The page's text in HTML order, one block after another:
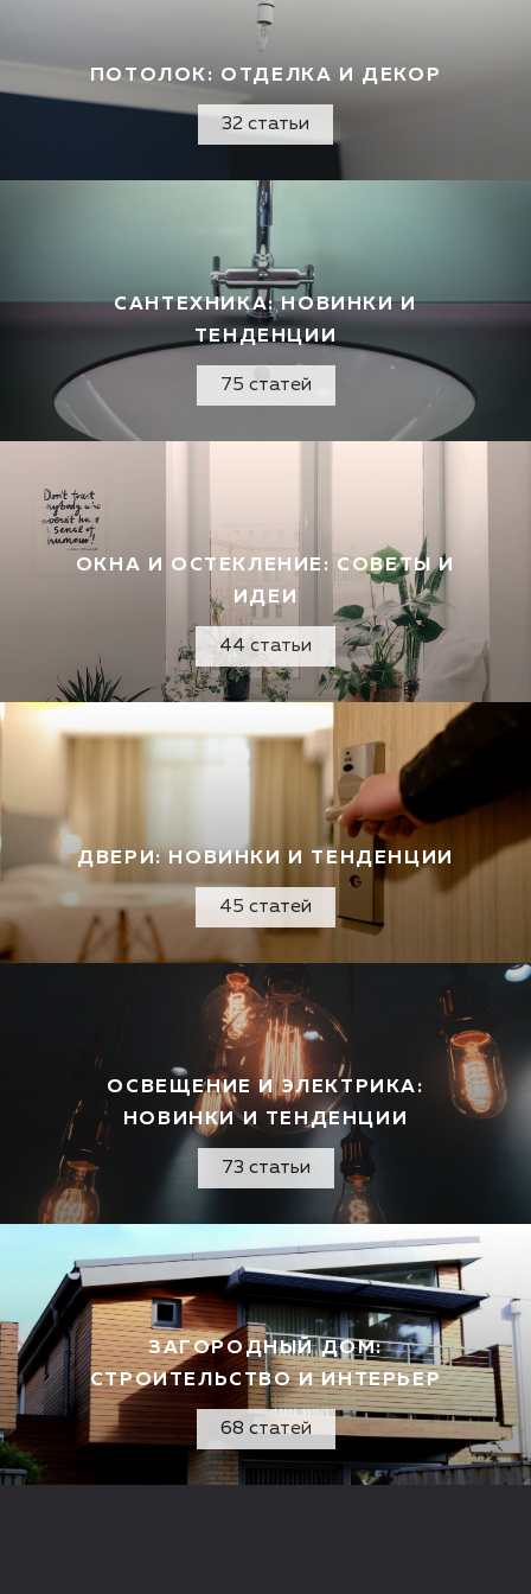
ПОТОЛОК: ОТДЕЛКА И ДЕКОР
32 статьи
САНТЕХНИКА: НОВИНКИ И
ТЕНДЕНЦИИ
75 статей
ОКНА И ОСТЕКЛЕНИЕ: СОВЕТЫ И
ИДЕИ
44 статьи
ДВЕРИ: НОВИНКИ И ТЕНДЕНЦИИ
45 статей
ОСВЕЩЕНИЕ И ЭЛЕКТРИКА:
НОВИНКИ И ТЕНДЕНЦИИ
73 статьи
ЗАГОРОДНЫЙ ДОМ:
СТРОИТЕЛЬСТВО И ИНТЕРЬЕР
68 статей